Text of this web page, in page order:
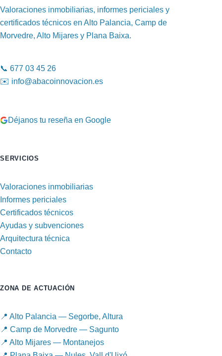
Valoraciones inmobiliarias, informes periciales y
certificados técnicos en Alto Palancia, Camp de
Morvedre, Alto Mijares y Plana Baixa.
📞 677 03 45 26
✉️ info@abacoinnovacion.es
Déjanos tu reseña en Google
SERVICIOS
Valoraciones inmobiliarias
Informes periciales
Certificados técnicos
Ayudas y subvenciones
Arquitectura técnica
Contacto
ZONA DE ACTUACIÓN
📍 Alto Palancia — Segorbe, Altura
📍 Camp de Morvedre — Sagunto
📍 Alto Mijares — Montanejos